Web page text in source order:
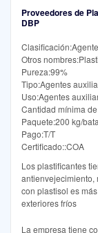
Proveedores de
DBP
Otros
Pureza:99%
Tipo:Agentes
Uso:Agentes
Cantidad mínima
Paquete:200 kg/
Pago:T/T
Certificado::COA
Los plastificantes
antienvejecimiento,
con plastisol es
exteriores fríos
La empresa tiene